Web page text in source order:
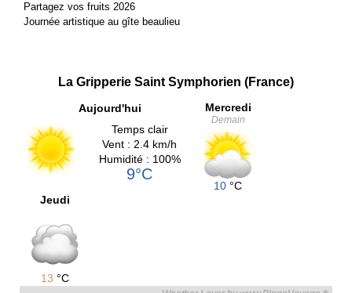
Partagez vos fruits 2026
Journée artistique au gîte beaulieu
La Gripperie Saint Symphorien (France)
Aujourd'hui
Temps clair
Vent : 2.4 km/h
Humidité : 100%
9°C
Mercredi
Demain
10 °C
Jeudi
13 °C